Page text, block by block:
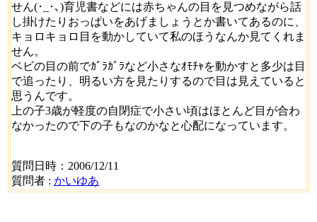
せん(･_･､)育児書などには赤ちゃんの目を見つめながら話
し掛けたりおっぱいをあげましょうとか書いてあるのに、
キョロキョロ目を動かしていて私のほうなんか見てくれま
せん。
ベビの目の前でｶﾞﾗｶﾞﾗなど小さなｵﾓﾁｬを動かすと多少は目
で追ったり、明るい方を見たりするので目は見えていると
思うんです。
上の子3歳が軽度の自閉症で小さい頃はほとんど目が合わ
なかったので下の子もなのかなと心配になっています。
質問日時：2006/12/11
質問者 : かいゆあ